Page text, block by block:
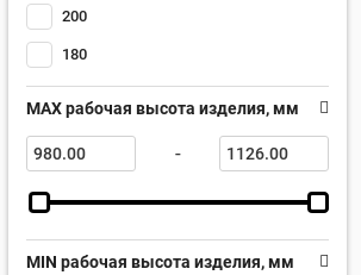
200
180
MAX рабочая высота изделия, мм
-
MIN рабочая высота изделия, мм